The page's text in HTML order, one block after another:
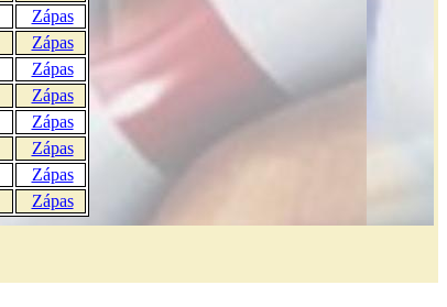
Zápas
Zápas
Zápas
Zápas
Zápas
Zápas
Zápas
Zápas